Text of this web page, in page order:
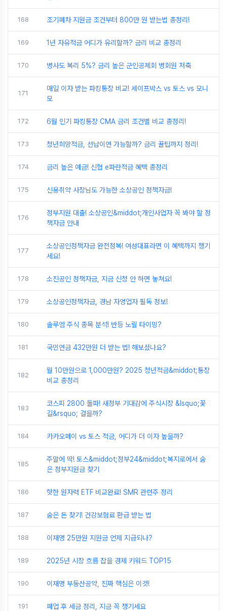
168 조기폐차 지원금 조건부터 800만 원 받는법 총정리!
169 1년 자유적금 어디가 유리할까? 금리 비교 총정리
170 병사도 복리 5%? 금리 높은 군인공제회 병회원 저축
171
매일 이자 받는 파킹통장 비교! 세이프박스 vs 토스 vs 모니
모
172 6월 인기 파킹통장 CMA 금리 조건별 비교 총정리!
173 청년희망적금, 선납이연 가능할까? 금리 꿀팁까지 정리!
174 금리 높은 예금! 신협 e파란적금 혜택 총정리
175 신용취약 사장님도 가능한 소상공인 정책자금!
176
정부지원 대출! 소상공인&middot;개인사업자 꼭 봐야 할 정
책자금 안내
177
소상공인정책자금 완전정복! 여성대표라면 이 혜택까지 챙기
세요!
178 소진공인 정책자금, 지금 신청 안 하면 놓쳐요!
179 소상공인정책자금, 경남 자영업자 필독 정보!
180 솔루엠 주식 종목 분석! 반등 노릴 타이밍?
181 국민연금 432만원 더 받는 법! 해보셨나요?
182
월 10만원으로 1,000만원? 2025 청년적금&middot;통장
비교 총정리
183
코스피 2800 돌파! 새정부 기대감에 주식시장 &lsquo;꽃
길&rsquo; 걸을까?
184 카카오페이 vs 토스 적금, 어디가 더 이자 높을까?
185
주말에 딱! 토스&middot;정부24&middot;복지로에서 숨
은 정부지원금 찾기
186 핫한 원자력 ETF 비교완료! SMR 관련주 정리
187 숨은 돈 찾기! 건강보험료 환급 받는 법
188 이재명 25만원 지원금 언제 지급되나?
189 2025년 시장 흐름 잡을 경제 키워드 TOP15
190 이재명 부동산공약, 진짜 핵심은 이것!
191 폐업 후 세금 정리, 지금 꼭 챙기세요